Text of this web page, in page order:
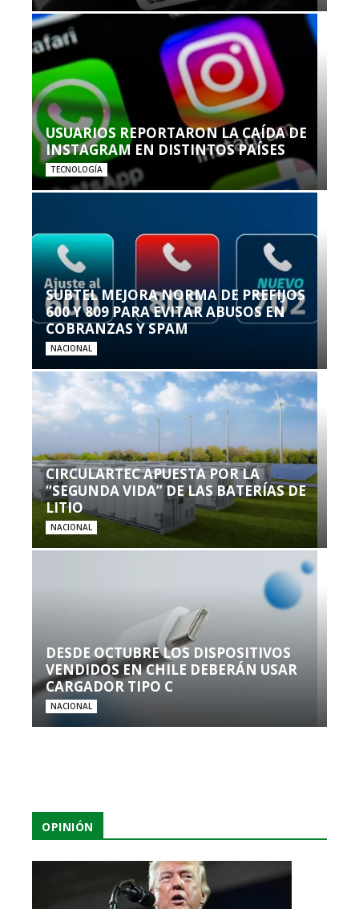
USUARIOS REPORTARON LA CAÍDA DE
INSTAGRAM EN DISTINTOS PAÍSES
TECNOLOGÍA
SUBTEL MEJORA NORMA DE PREFIJOS
600 Y 809 PARA EVITAR ABUSOS EN
COBRANZAS Y SPAM
NACIONAL
CIRCULARTEC APUESTA POR LA
“SEGUNDA VIDA” DE LAS BATERÍAS DE
LITIO
NACIONAL
DESDE OCTUBRE LOS DISPOSITIVOS
VENDIDOS EN CHILE DEBERÁN USAR
CARGADOR TIPO C
NACIONAL
OPINIÓN